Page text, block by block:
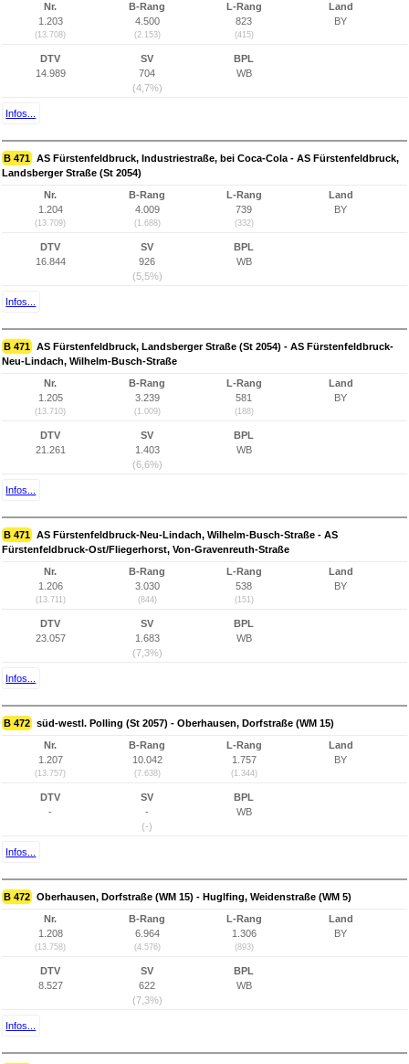
Nr.
1.203
(13.708)
B-Rang
4.500
(2.153)
L-Rang
823
(415)
Land
BY
DTV
14.989
SV
704
(4,7%)
BPL
WB
Infos...
B 471 AS Fürstenfeldbruck, Industriestraße, bei Coca-Cola - AS Fürstenfeldbruck,
Landsberger Straße (St 2054)
Nr.
1.204
(13.709)
B-Rang
4.009
(1.688)
L-Rang
739
(332)
Land
BY
DTV
16.844
SV
926
(5,5%)
BPL
WB
Infos...
B 471 AS Fürstenfeldbruck, Landsberger Straße (St 2054) - AS Fürstenfeldbruck-
Neu-Lindach, Wilhelm-Busch-Straße
Nr.
1.205
(13.710)
B-Rang
3.239
(1.009)
L-Rang
581
(188)
Land
BY
DTV
21.261
SV
1.403
(6,6%)
BPL
WB
Infos...
B 471 AS Fürstenfeldbruck-Neu-Lindach, Wilhelm-Busch-Straße - AS
Fürstenfeldbruck-Ost/Fliegerhorst, Von-Gravenreuth-Straße
Nr.
1.206
(13.711)
B-Rang
3.030
(844)
L-Rang
538
(151)
Land
BY
DTV
23.057
SV
1.683
(7,3%)
BPL
WB
Infos...
B 472 süd-westl. Polling (St 2057) - Oberhausen, Dorfstraße (WM 15)
Nr.
1.207
(13.757)
B-Rang
10.042
(7.638)
L-Rang
1.757
(1.344)
Land
BY
DTV
-
SV
-
(-)
BPL
WB
Infos...
B 472 Oberhausen, Dorfstraße (WM 15) - Huglfing, Weidenstraße (WM 5)
Nr.
1.208
(13.758)
B-Rang
6.964
(4.576)
L-Rang
1.306
(893)
Land
BY
DTV
8.527
SV
622
(7,3%)
BPL
WB
Infos...